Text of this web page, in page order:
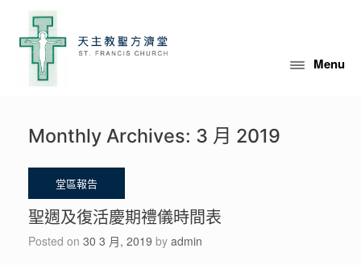
content
Menu
Monthly Archives: 3 月 2019
聖週及復活慶期禮儀時間表
Posted on 30 3 月, 2019 by admin